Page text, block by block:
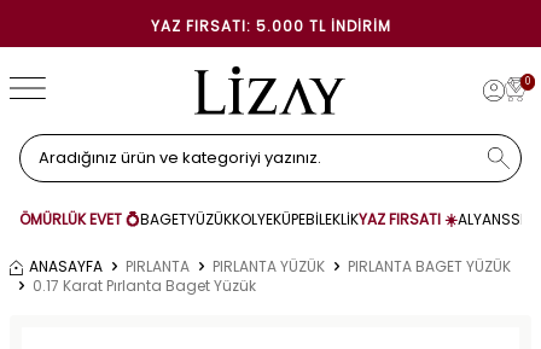
YAZ FIRSATI: 5.000 TL İNDIRIM
0
ÖMÜRLÜK EVET 💍BAGETYÜZÜKKOLYEKÜPEBİLEKLİKYAZ FIRSATI ☀️ALYANS
ANASAYFA PIRLANTA PIRLANTA YÜZÜK
PIRLANTA BAGET YÜZÜK
0.17 Karat Pırlanta Baget Yüzük